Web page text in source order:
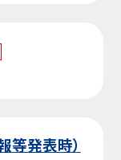
等発表時）